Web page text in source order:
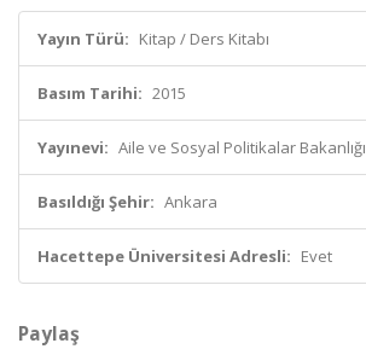
Yayın Türü: Kitap / Ders Kitabı
Basım Tarihi: 2015
Yayınevi: Aile ve Sosyal Politikalar Bakanlığı
Basıldığı Şehir: Ankara
Hacettepe Üniversitesi Adresli: Evet
Paylaş